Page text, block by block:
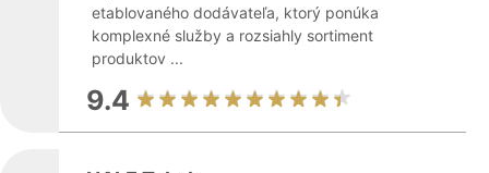
etablovaného dodávateľa, ktorý ponúka
komplexné služby a rozsiahly sortiment
produktov ...
9.4